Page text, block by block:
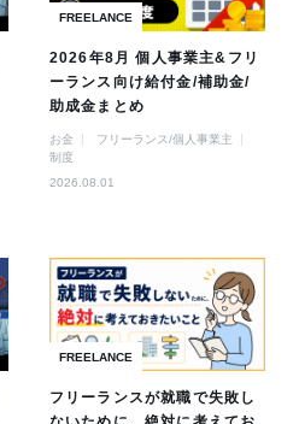
FREELANCE
2026年8月 個人事業主&フリ
ーランス向け給付金/補助金/
助成金まとめ
お金
フリーランス/個人事業主
制度
2026.08.01
FREELANCE
フリーランスが就職で失敗し